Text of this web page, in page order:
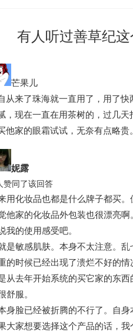
有人听过善草纪
芒果儿
从来了珠海就一直用了，用了
，现在一直在用茶树的，过几
他家的眼霜试试，无奈有点略贵。
妮露
赞同了该回答
用化妆品也都是什么牌子都买
他家的化妆品外包装也很漂亮啊
我的使用感受吧。
是敏感肌肤。本身不太注意。
的时候已经出现了溃烂不好的
从去年开始系统的买它家的东
舒服。
身脸已经被折腾的不行了。自
大家想要选择这个产品的话，我